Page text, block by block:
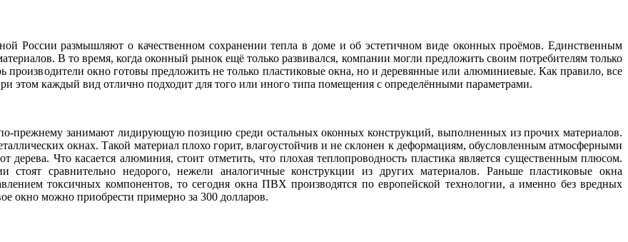
России размышляют о качественном сохранении тепла в доме и об эстетичном виде оконных проёмов. Единственным
В то время, когда оконный рынок ещё только развивался, компании могли предложить своим потребителям только
производители окно готовы предложить не только пластиковые окна, но и деревянные или алюминиевые. Как правило, все
этом каждый вид отлично подходит для того или иного типа помещения с определёнными параметрами.
прежнему занимают лидирующую позицию среди остальных оконных конструкций, выполненных из прочих материалов.
окнах. Такой материал плохо горит, влагоустойчив и не склонен к деформациям, обусловленным атмосферными
Что касается алюминия, стоит отметить, что плохая теплопроводность пластика является существенным плюсом.
сравнительно недорого, нежели аналогичные конструкции из других материалов. Раньше пластиковые окна
токсичных компонентов, то сегодня окна ПВХ производятся по европейской технологии, а именно без вредных
окно можно приобрести примерно за 300 долларов.